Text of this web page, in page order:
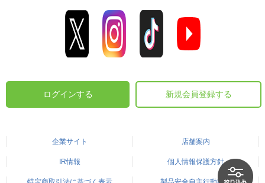
ログインする 新規会員登録する
企業サイト 店舗案内
IR情報 個人情報保護方針